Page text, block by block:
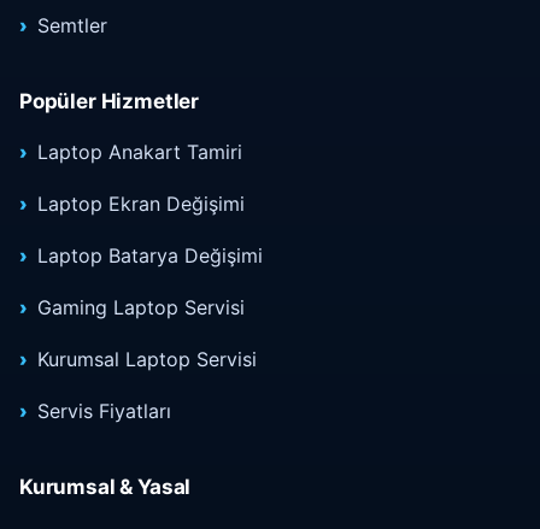
Semtler
Popüler Hizmetler
Laptop Anakart Tamiri
Laptop Ekran Değişimi
Laptop Batarya Değişimi
Gaming Laptop Servisi
Kurumsal Laptop Servisi
Servis Fiyatları
Kurumsal & Yasal